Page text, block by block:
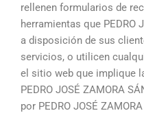
rellenen formularios de
herramientas que PEDRO
a disposición de sus
servicios, o utilicen
el sitio web que implique
PEDRO JOSÉ ZAMORA
por PEDRO JOSÉ